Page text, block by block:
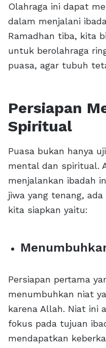
Olahraga ini dapat
dalam menjalani
Ramadhan tiba, kita
untuk berolahraga
puasa, agar tubuh
Persiapan
Spiritual
Puasa bukan hanya
mental dan spiritual.
menjalankan ibadah
jiwa yang tenang,
kita siapkan yaitu:
Persiapan pertama
menumbuhkan niat
karena Allah. Niat ini
fokus pada tujuan
mendapatkan